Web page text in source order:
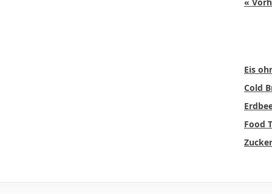
Eis
Cold
Food